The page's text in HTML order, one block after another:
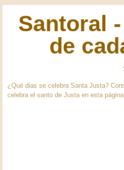
Santoral
de
¿Qué dias se celebra Santa Justa?
celebra el santo de Justa en esta página.